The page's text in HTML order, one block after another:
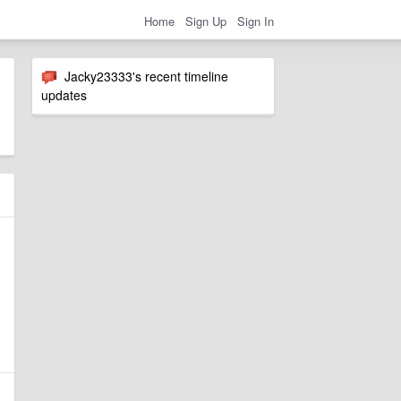
Home Sign Up Sign In
Jacky23333's recent timeline
updates